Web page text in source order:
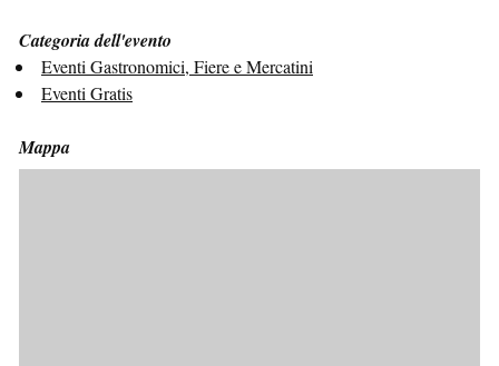
Categoria dell'evento
Eventi Gastronomici, Fiere e Mercatini
Eventi Gratis
Mappa